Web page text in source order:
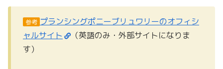
参考 プランシングポニーブリュワリーのオフィシ
ャルサイト
（英語のみ・外部サイトになりま
す）